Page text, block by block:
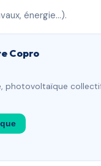
énergie…).
Copro
photovoltaïque